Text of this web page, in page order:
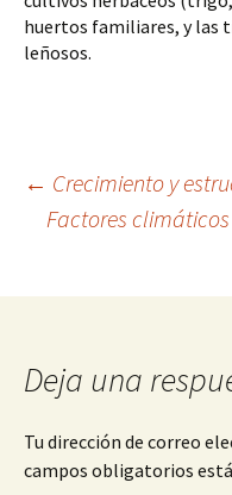
huertos familiares, y las
leñosos.
← Crecimiento y
Factores
Deja una
Tu dirección de correo
campos obligatorios